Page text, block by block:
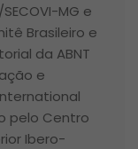
MG e
Brasileiro e
da ABNT
e
pelo Centro
Ibero-